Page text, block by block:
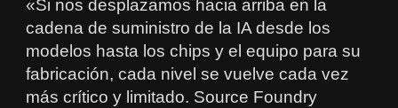
«Si nos desplazamos hacia arriba en la
cadena de suministro de la IA desde los
modelos hasta los chips y el equipo para su
fabricación, cada nivel se vuelve cada vez
más crítico y limitado. Source Foundry